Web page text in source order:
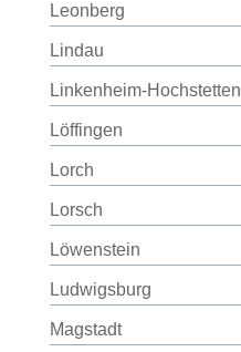
Leonberg
Lindau
Linkenheim-Hochstetten
Löffingen
Lorch
Lorsch
Löwenstein
Ludwigsburg
Magstadt